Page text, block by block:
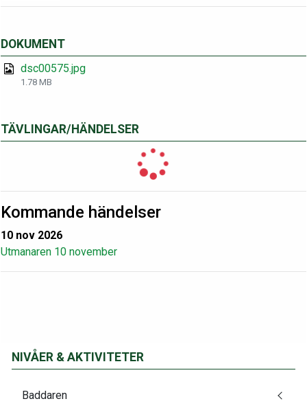
DOKUMENT
dsc00575.jpg
1.78 MB
TÄVLINGAR/HÄNDELSER
Kommande händelser
10 nov 2026
Utmanaren 10 november
NIVÅER & AKTIVITETER
Baddaren